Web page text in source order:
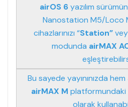
airOS 6yazılım
Nanostation M5/Loco
cihazlarınızı “Station”
modunda airMAX
Bu sayede yayınınızda hem
airMAX M platformundaki
olarak